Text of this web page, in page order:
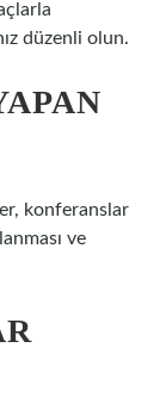
düzenli olun.
konferanslar
ve